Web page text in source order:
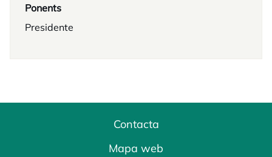
Ponents
Presidente
Contacta
Mapa web